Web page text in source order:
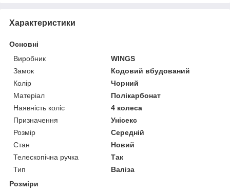
Характеристики
Основні
Виробник
WINGS
Замок
Кодовий вбудований
Колір
Чорний
Матеріал
Полікарбонат
Наявність коліс
4 колеса
Призначення
Унісекс
Розмір
Середній
Стан
Новий
Телескопічна ручка
Так
Тип
Валіза
Розміри